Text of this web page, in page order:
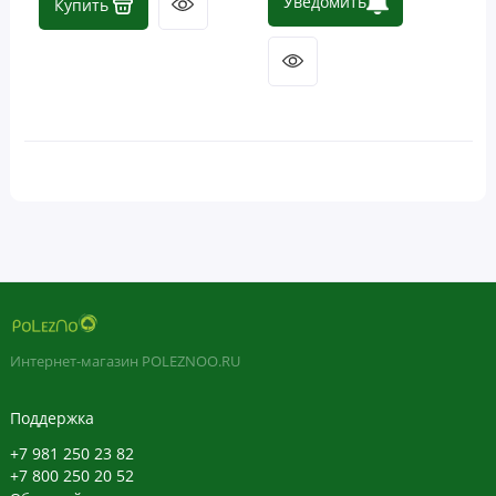
Фосфолипиды
Купить
Интернет-магазин POLEZNOO.RU
Поддержка
+7 981 250 23 82
+7 800 250 20 52